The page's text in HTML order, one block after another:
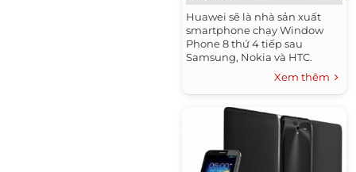
Huawei sẽ là nhà sản xuất
smartphone chạy Window
Phone 8 thứ 4 tiếp sau
Samsung, Nokia và HTC.
Xem thêm